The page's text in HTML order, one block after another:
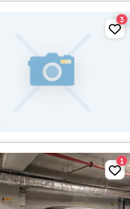
3
1